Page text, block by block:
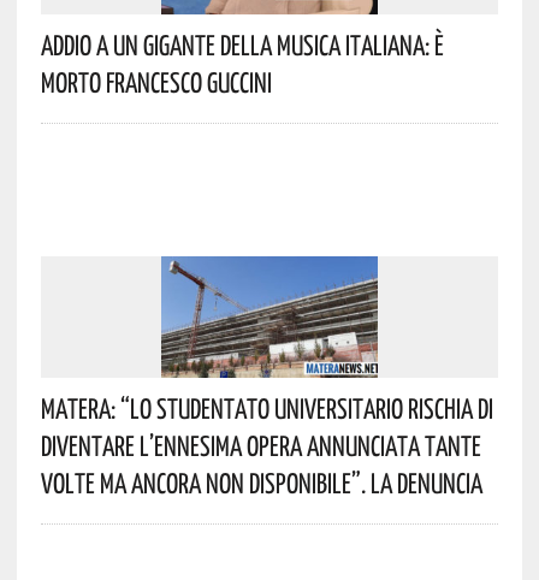
Addio A Un Gigante Della Musica Italiana: È
Morto Francesco Guccini
Matera: “Lo Studentato Universitario Rischia Di
Diventare L’ennesima Opera Annunciata Tante
Volte Ma Ancora Non Disponibile”. La Denuncia